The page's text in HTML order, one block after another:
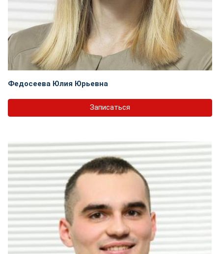
Федосеева Юлия Юрьевна
Записаться